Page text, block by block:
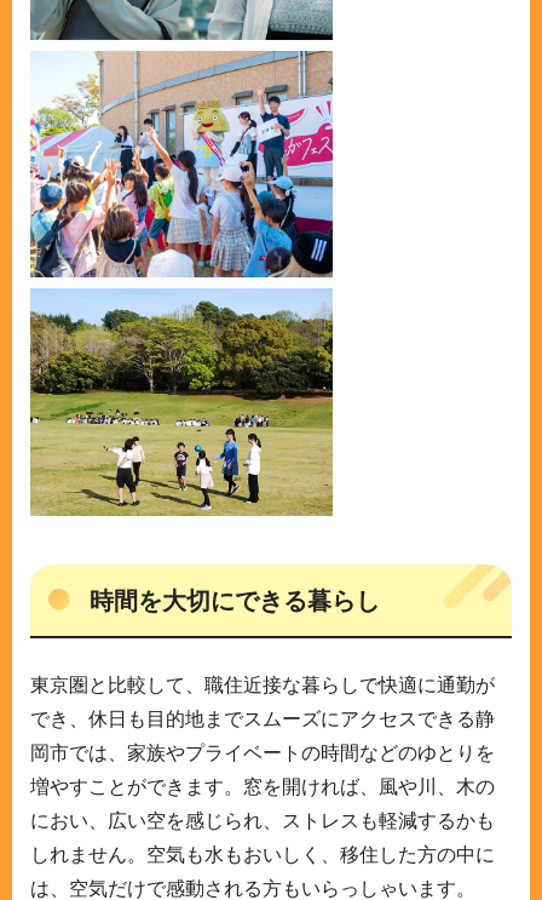
時間を大切にできる暮らし
東京圏と比較して、職住近接な暮らしで快適に通勤が
でき、休日も目的地までスムーズにアクセスできる静
岡市では、家族やプライベートの時間などのゆとりを
増やすことができます。窓を開ければ、風や川、木の
におい、広い空を感じられ、ストレスも軽減するかも
しれません。空気も水もおいしく、移住した方の中に
は、空気だけで感動される方もいらっしゃいます。